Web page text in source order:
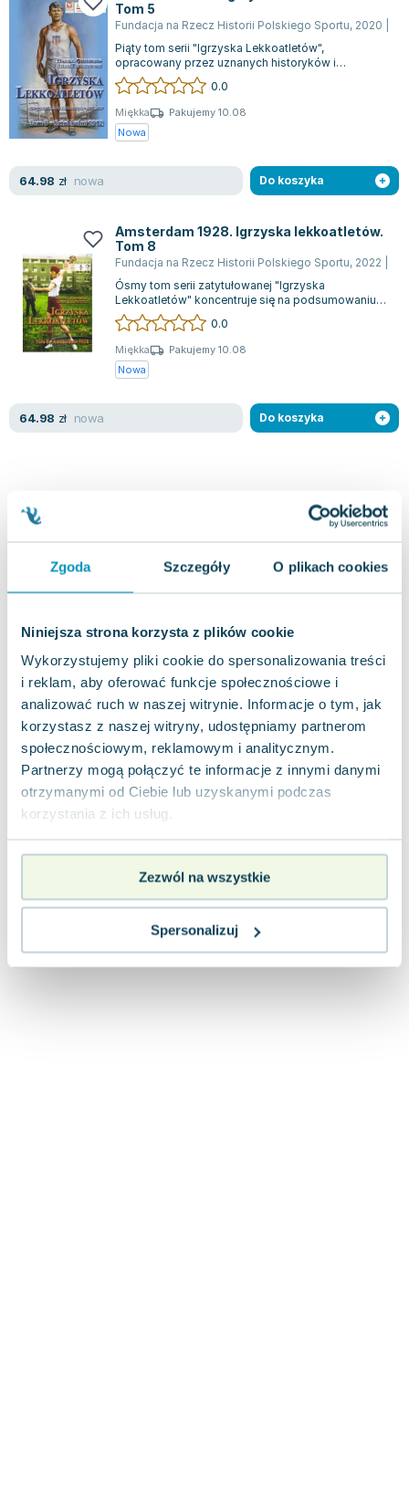
Zgoda Szczegóły O plikach cookies
Niniejsza strona korzysta z plików cookie
Wykorzystujemy pliki cookie do spersonalizowania treści
i reklam, aby oferować funkcje społecznościowe i
analizować ruch w naszej witrynie. Informacje o tym, jak
korzystasz z naszej witryny, udostępniamy partnerom
społecznościowym, reklamowym i analitycznym.
Partnerzy mogą połączyć te informacje z innymi danymi
otrzymanymi od Ciebie lub uzyskanymi podczas
korzystania z ich usług.
Zezwól na wszystkie
Spersonalizuj
Joseph Murphy
Jan Sztaudynger
Aleksander Puszkin
Oscar Wilde
Małgorzata Ohme
Maddie Ziegler
Joanna Racewicz
Janina Zającówna
Eric Helms
Anna Prus (oprac.)
Nela Mała Reporterka
Agnieszka Maciąg
Barbara Wrzesińska
Terry Pratchett
Lorraine Warren
Tom 5
Fundacja na Rzecz Historii Polskiego Sportu, 2020
Piąty tom serii "Igrzyska Lekkoatletów",
opracowany przez uznanych historyków i
statystyków sportowych, rzuca światło na
zmagania...
0.0
Miękka
Pakujemy 10.08
Nowa
64.98 zł nowa Do koszyka
Amsterdam 1928. Igrzyska lekkoatletów.
Tom 8
Fundacja na Rzecz Historii Polskiego Sportu, 2022
Ósmy tom serii zatytułowanej "Igrzyska
Lekkoatletów" koncentruje się na podsumowaniu
wydarzeń Igrzysk IX Olimpiady, które miały mi...
0.0
Miękka
Pakujemy 10.08
Nowa
64.98 zł nowa Do koszyka